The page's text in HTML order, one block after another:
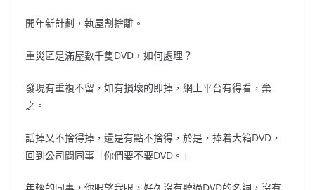
開年新計劃，執屋割捨離。
重災區是滿屋數千隻DVD，如何處理？
發現有重複不留，如有損壞的即掉，網上平台有得看，棄
之。
話掉又不捨得掉，還是有點不捨得，於是，捧着大箱DVD，
回到公司問同事「你們要不要DVD。」